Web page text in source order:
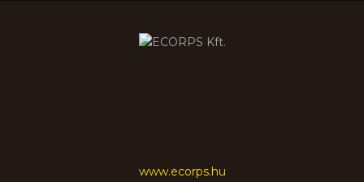
www.ecorps.hu